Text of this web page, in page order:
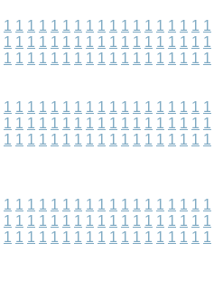
1 1 1 1 1 1 1 1 1 1 1 1 1 1 1 1 1 1
1 1 1 1 1 1 1 1 1 1 1 1 1 1 1 1 1 1
1 1 1 1 1 1 1 1 1 1 1 1 1 1 1 1 1 1
1 1 1 1 1 1 1 1 1 1 1 1 1 1 1 1 1 1
1 1 1 1 1 1 1 1 1 1 1 1 1 1 1 1 1 1
1 1 1 1 1 1 1 1 1 1 1 1 1 1 1 1 1 1
1 1 1 1 1 1 1 1 1 1 1 1 1 1 1 1 1 1
1 1 1 1 1 1 1 1 1 1 1 1 1 1 1 1 1 1
1 1 1 1 1 1 1 1 1 1 1 1 1 1 1 1 1 1